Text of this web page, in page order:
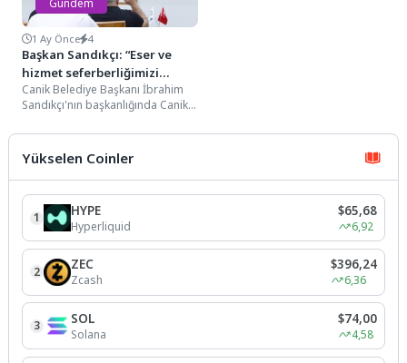
Gündem
1 Ay Önce 4
Başkan Sandıkçı: “Eser ve
hizmet seferberliğimizi
kararlılıkla sürdürüyoruz”
Canik Belediye Başkanı İbrahim
Sandıkçı'nın başkanlığında Canik
Açılış Toplantısı
gerçekleştirildi.Canik Belediye...
Yükselen Coinler
1 HYPE
Hyperliquid
$65,68
6,92
2 ZEC
Zcash
$396,24
6,36
3 SOL
Solana
$74,00
4,58